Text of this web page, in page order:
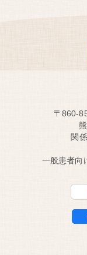
〒860-
関
一般患者向